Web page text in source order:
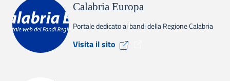
Calabria Europa
Portale dedicato ai bandi della Regione Calabria
Visita il sito